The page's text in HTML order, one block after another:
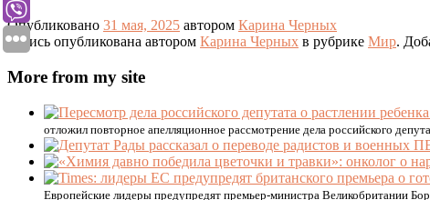
Опубликовано 31 мая, 2025 автором Карина Черных
Запись опубликована автором Карина Черных в рубрике Мир.
More from my site
отложил повторное апелляционное рассмотрение дела российского
Европейские лидеры предупредят премьер-министра Великобритании